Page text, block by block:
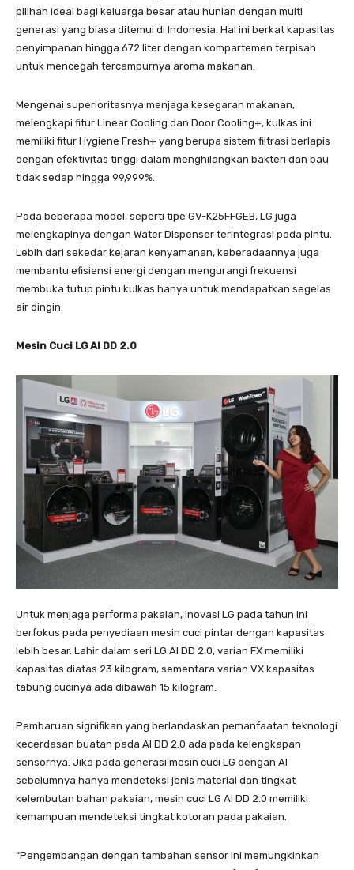
pilihan ideal bagi keluarga besar atau hunian dengan multi
generasi yang biasa ditemui di Indonesia. Hal ini berkat kapasitas
penyimpanan hingga 672 liter dengan kompartemen terpisah
untuk mencegah tercampurnya aroma makanan.
Mengenai superioritasnya menjaga kesegaran makanan,
melengkapi fitur Linear Cooling dan Door Cooling+, kulkas ini
memiliki fitur Hygiene Fresh+ yang berupa sistem filtrasi berlapis
dengan efektivitas tinggi dalam menghilangkan bakteri dan bau
tidak sedap hingga 99,999%.
Pada beberapa model, seperti tipe GV-K25FFGEB, LG juga
melengkapinya dengan Water Dispenser terintegrasi pada pintu.
Lebih dari sekedar kejaran kenyamanan, keberadaannya juga
membantu efisiensi energi dengan mengurangi frekuensi
membuka tutup pintu kulkas hanya untuk mendapatkan segelas
air dingin.
Mesin Cuci LG AI DD 2.0
Untuk menjaga performa pakaian, inovasi LG pada tahun ini
berfokus pada penyediaan mesin cuci pintar dengan kapasitas
lebih besar. Lahir dalam seri LG AI DD 2.0, varian FX memiliki
kapasitas diatas 23 kilogram, sementara varian VX kapasitas
tabung cucinya ada dibawah 15 kilogram.
Pembaruan signifikan yang berlandaskan pemanfaatan teknologi
kecerdasan buatan pada AI DD 2.0 ada pada kelengkapan
sensornya. Jika pada generasi mesin cuci LG dengan AI
sebelumnya hanya mendeteksi jenis material dan tingkat
kelembutan bahan pakaian, mesin cuci LG AI DD 2.0 memiliki
kemampuan mendeteksi tingkat kotoran pada pakaian.
“Pengembangan dengan tambahan sensor ini memungkinkan